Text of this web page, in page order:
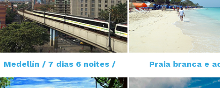
Medellín / 7 dias 6 noites /
Praia branca e